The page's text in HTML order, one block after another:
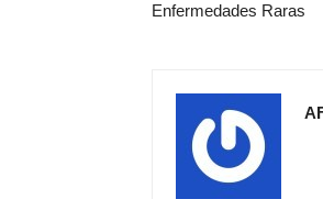
Enfermedades Raras